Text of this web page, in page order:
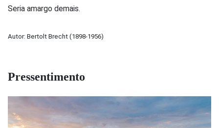
Seria amargo demais.
Autor: Bertolt Brecht (1898-1956)
Pressentimento